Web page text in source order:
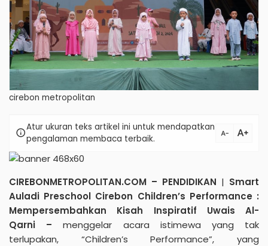
cirebon metropolitan
infoAtur ukuran teks artikel ini untuk mendapatkan
pengalaman membaca terbaik.
text_decrease text_increase
CIREBONMETROPOLITAN.COM – PENDIDIKAN | Smart
Auladi Preschool Cirebon Children’s Performance :
Mempersembahkan Kisah Inspiratif Uwais Al-
Qarni – menggelar acara istimewa yang tak
terlupakan, “Children’s Performance”, yang